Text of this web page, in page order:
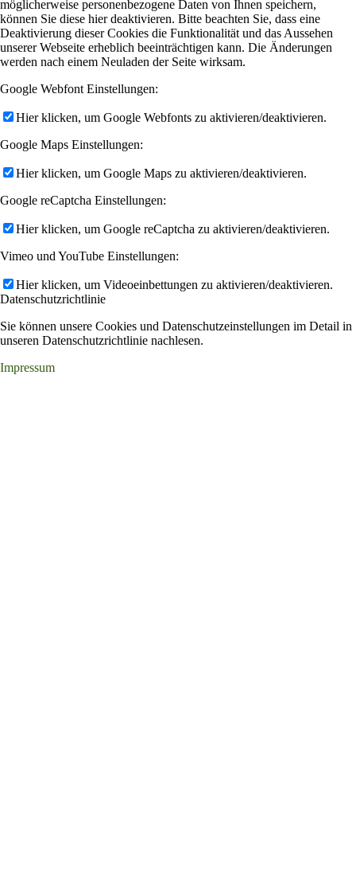
möglicherweise personenbezogene Daten von Ihnen speichern,
können Sie diese hier deaktivieren. Bitte beachten Sie, dass eine
Deaktivierung dieser Cookies die Funktionalität und das Aussehen
unserer Webseite erheblich beeinträchtigen kann. Die Änderungen
werden nach einem Neuladen der Seite wirksam.
Google Webfont Einstellungen:
Hier klicken, um Google Webfonts zu aktivieren/deaktivieren.
Google Maps Einstellungen:
Hier klicken, um Google Maps zu aktivieren/deaktivieren.
Google reCaptcha Einstellungen:
Hier klicken, um Google reCaptcha zu aktivieren/deaktivieren.
Vimeo und YouTube Einstellungen:
Hier klicken, um Videoeinbettungen zu aktivieren/deaktivieren.
Datenschutzrichtlinie
Sie können unsere Cookies und Datenschutzeinstellungen im Detail in
unseren Datenschutzrichtlinie nachlesen.
Impressum